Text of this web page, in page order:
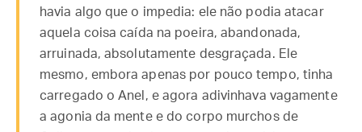
havia algo que o impedia: ele não podia atacar
aquela coisa caída na poeira, abandonada,
arruinada, absolutamente desgraçada. Ele
mesmo, embora apenas por pouco tempo, tinha
carregado o Anel, e agora adivinhava vagamente
a agonia da mente e do corpo murchos de